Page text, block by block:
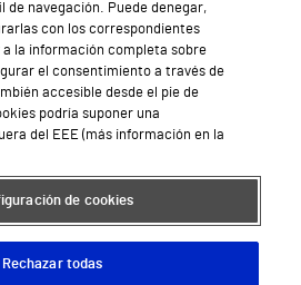
en Vithas
Cita Médica
Atención al Cliente
y salud en el trabajo
a Supervita
de navegación. Puede denegar,
con los correspondientes
la información completa sobre
el consentimiento a través de
accesible desde el pie de
podría suponer una
del EEE (más información en la
de cookies
Rechazar todas